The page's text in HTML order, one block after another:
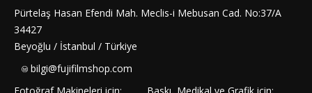
Pürtelaş Hasan Efendi Mah. Meclis-i Mebusan Cad. No:37/A
34427
Beyoğlu / İstanbul / Türkiye
bilgi@fujifilmshop.com